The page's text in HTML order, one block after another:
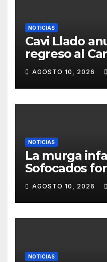
NOTICIAS
Cavi Llado
regreso al
Cruz de
AGOSTO 10, 2026
NOTICIAS
La murga
Sofocados
del grupo
convivencia
Antequera
AGOSTO 10, 2026
NOTICIAS